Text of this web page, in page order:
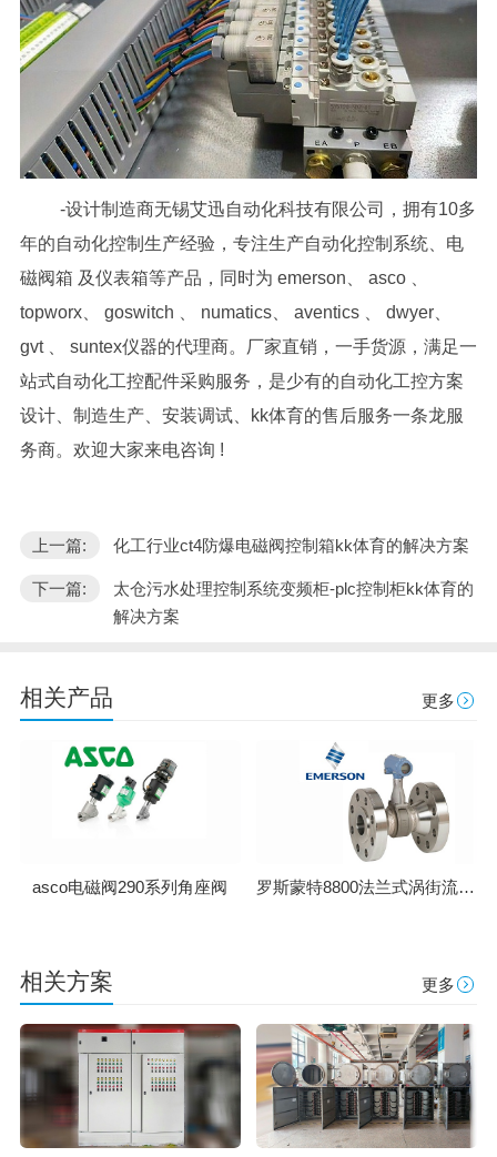
-设计制造商无锡艾迅自动化科技有限公司，拥有10多
年的自动化控制生产经验，专注生产自动化控制系统、电
磁阀箱 及仪表箱等产品，同时为 emerson、 asco 、
topworx、 goswitch 、 numatics、 aventics 、 dwyer、
gvt 、 suntex仪器的代理商。厂家直销，一手货源，满足一
站式自动化工控配件采购服务，是少有的自动化工控方案
设计、制造生产、安装调试、kk体育的售后服务一条龙服
务商。欢迎大家来电咨询 !
上一篇: 化工行业ct4防爆电磁阀控制箱kk体育的解决方案
下一篇:
太仓污水处理控制系统变频柜-plc控制柜kk体育的
解决方案
相关产品 更多
asco电磁阀290系列角座阀 罗斯蒙特8800法兰式涡街流量计
相关方案 更多